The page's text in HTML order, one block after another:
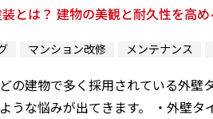
とは？ 建物の美観と耐久性を高
マンション改修 メンテナンス
の建物で多く採用されている外
うな悩みが出てきます。 ・外壁